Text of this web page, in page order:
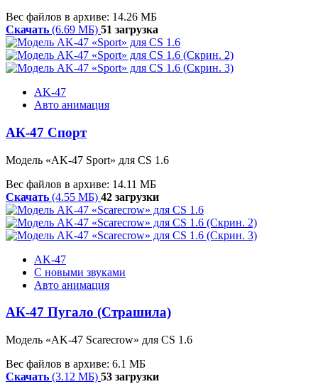
Вес файлов в архиве: 14.26 МБ
Скачать (6.69 МБ) 51 загрузка
AK-47
Авто анимация
АК-47 Спорт
Модель «AK-47 Sport» для CS 1.6
Вес файлов в архиве: 14.11 МБ
Скачать (4.55 МБ) 42 загрузки
AK-47
С новыми звуками
Авто анимация
АК-47 Пугало (Страшила)
Модель «AK-47 Scarecrow» для CS 1.6
Вес файлов в архиве: 6.1 МБ
Скачать (3.12 МБ) 53 загрузки